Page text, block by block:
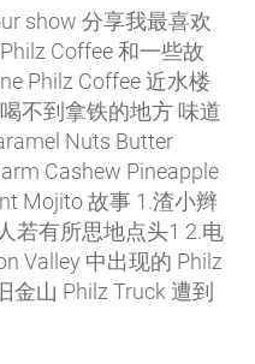
show 分享我最喜欢
Coffee 和一些故
Philz Coffee 近水楼
不到拿铁的地方 味道
Nuts Butter
Cashew Pineapple
Mojito 故事 1.渣小辫
若有所思地点头1 2.电
Valley 中出现的 Philz
金山 Philz Truck 遭到